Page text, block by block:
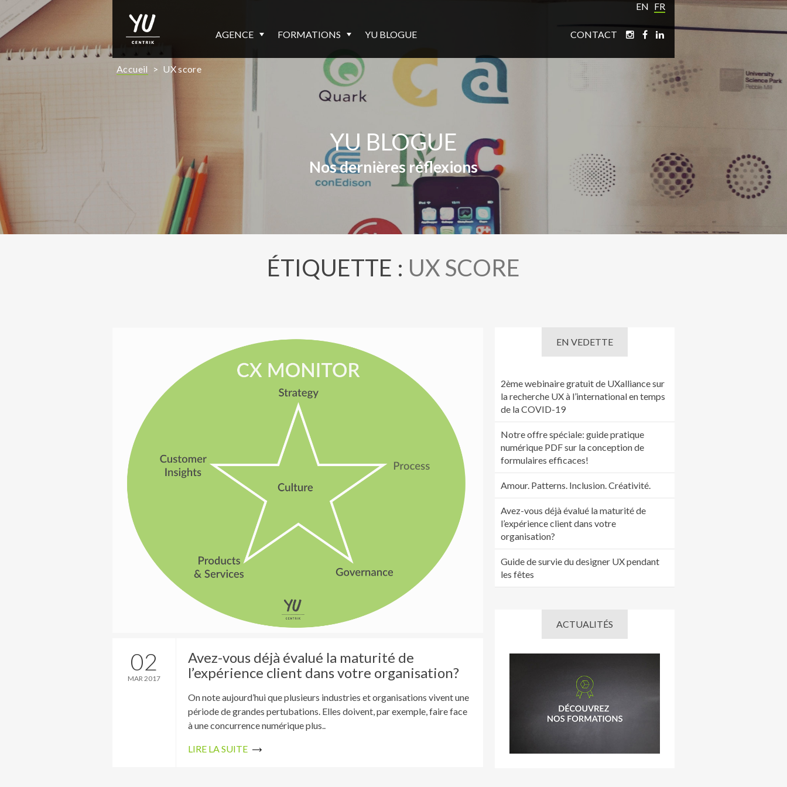
EN FR
AGENCE FORMATIONS YU BLOGUE CONTACT
Accueil > UX score
YU BLOGUE
Nos dernières réflexions
ÉTIQUETTE : UX SCORE
02
MAR 2017
Avez-vous déjà évalué la maturité de
l’expérience client dans votre organisation?
On note aujourd’hui que plusieurs industries et organisations vivent une
période de grandes pertubations. Elles doivent, par exemple, faire face
à une concurrence numérique plus..
LIRE LA SUITE
EN VEDETTE
2ème webinaire gratuit de UXalliance sur
la recherche UX à l’international en temps
de la COVID-19
Notre offre spéciale: guide pratique
numérique PDF sur la conception de
formulaires efficaces!
Amour. Patterns. Inclusion. Créativité.
Avez-vous déjà évalué la maturité de
l’expérience client dans votre
organisation?
Guide de survie du designer UX pendant
les fêtes
ACTUALITÉS